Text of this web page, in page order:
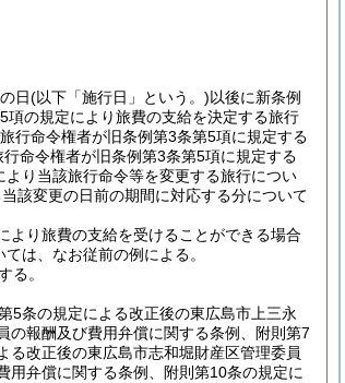
日(以下「施行日」という。)以後に新条例
の規定により旅費の支給を決定する旅行
行命令権者が旧条例第3条第5項に規定する
命令権者が旧条例第3条第5項に規定する
り当該旅行命令等を変更する旅行につい
該変更の日前の期間に対応する分について
より旅費の支給を受けることができる場合
は、なお従前の例による。
る。
5条の規定による改正後の東広島市上三永
の報酬及び費用弁償に関する条例、附則第7
改正後の東広島市志和堀財産区管理委員
弁償に関する条例、附則第10条の規定に